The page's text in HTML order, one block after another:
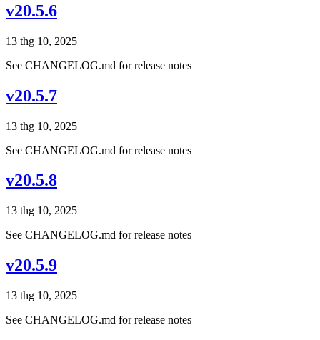
v20.5.6
13 thg 10, 2025
See CHANGELOG.md for release notes
v20.5.7
13 thg 10, 2025
See CHANGELOG.md for release notes
v20.5.8
13 thg 10, 2025
See CHANGELOG.md for release notes
v20.5.9
13 thg 10, 2025
See CHANGELOG.md for release notes